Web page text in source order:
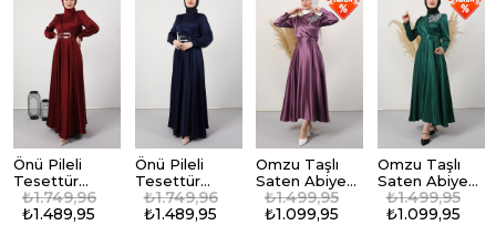
Önü Pileli
Tesettür
Abiye Bordo
₺1.489,95
₺1.749,96
Önü Pileli
Tesettür
Abiye Lacivert
₺1.489,95
₺1.749,96
Omzu Taşlı
Saten Abiye
Lila
₺1.099,95
₺1.499,95
Omzu Taşlı
Saten Abiye
Zümrüt
₺1.099,95
₺1.499,95